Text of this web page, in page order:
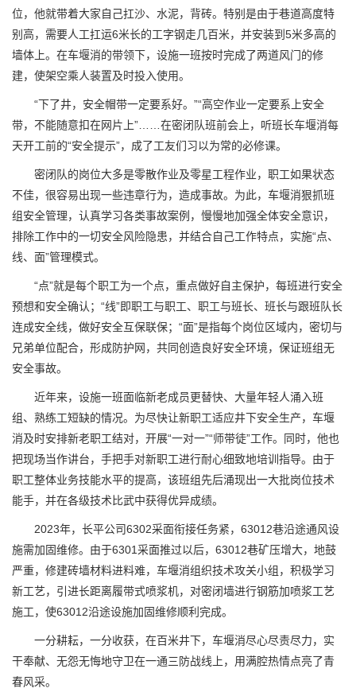
位，他就带着大家自己扛沙、水泥，背砖。特别是由于巷道高度特
别高，需要人工扛运6米长的工字钢走几百米，并安装到5米多高的
墙体上。在车堰消的带领下，设施一班按时完成了两道风门的修
建，使架空乘人装置及时投入使用。
“下了井，安全帽带一定要系好。”“高空作业一定要系上安全
带，不能随意扣在网片上”……在密闭队班前会上，听班长车堰消每
天开工前的“安全提示”，成了工友们习以为常的必修课。
密闭队的岗位大多是零散作业及零星工程作业，职工如果状态
不佳，很容易出现一些违章行为，造成事故。为此，车堰消狠抓班
组安全管理，认真学习各类事故案例，慢慢地加强全体安全意识，
排除工作中的一切安全风险隐患，并结合自己工作特点，实施“点、
线、面”管理模式。
“点”就是每个职工为一个点，重点做好自主保护，每班进行安全
预想和安全确认；“线”即职工与职工、职工与班长、班长与跟班队长
连成安全线，做好安全互保联保；“面”是指每个岗位区域内，密切与
兄弟单位配合，形成防护网，共同创造良好安全环境，保证班组无
安全事故。
近年来，设施一班面临新老成员更替快、大量年轻人涌入班
组、熟练工短缺的情况。为尽快让新职工适应井下安全生产，车堰
消及时安排新老职工结对，开展“一对一”“师带徒”工作。同时，他也
把现场当作讲台，手把手对新职工进行耐心细致地培训指导。由于
职工整体业务技能水平的提高，该班组先后涌现出一大批岗位技术
能手，并在各级技术比武中获得优异成绩。
2023年，长平公司6302采面衔接任务紧，63012巷沿途通风设
施需加固维修。由于6301采面推过以后，63012巷矿压增大，地鼓
严重，修建砖墙材料进料难，车堰消组织技术攻关小组，积极学习
新工艺，引进长距离履带式喷浆机，对密闭墙进行钢筋加喷浆工艺
施工，使63012沿途设施加固维修顺利完成。
一分耕耘，一分收获，在百米井下，车堰消尽心尽责尽力，实
干奉献、无怨无悔地守卫在一通三防战线上，用满腔热情点亮了青
春风采。